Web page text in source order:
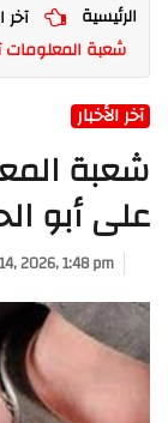
الرئيسية
آخر
شعبة
آخر الأخبار
شعبة
على أبو
2026, 1:48 pm